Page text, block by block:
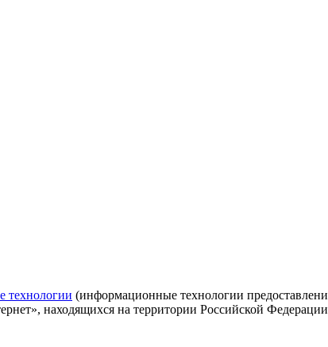
технологии (информационные технологии
находящихся на территории Российской